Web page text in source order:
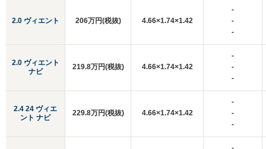
2.0 ヴィエント
2.0 ヴィエント
ナビ
2.4 24 ヴィエ
ント ナビ
206万円(税抜) 4.66×1.74×1.42
-
-
-
219.8万円(税抜) 4.66×1.74×1.42
-
-
-
229.8万円(税抜) 4.66×1.74×1.42
-
-
-